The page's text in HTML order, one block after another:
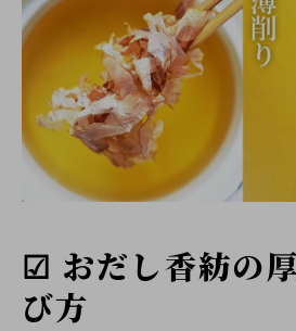
☑ おだし香紡の
び方